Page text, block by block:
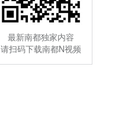
最新南都独家内容
请扫码下载南都N视频